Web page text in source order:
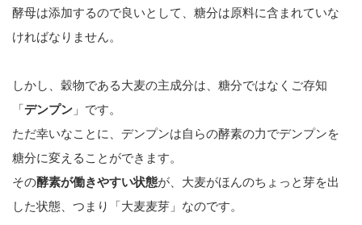
酵母は添加するので良いとして、糖分は原料に含まれていな
ければなりません。
しかし、穀物である大麦の主成分は、糖分ではなくご存知
「デンプン 」です。
ただ幸いなことに、デンプンは自らの酵素の力でデンプンを
糖分に変えることができます。
その酵素が働きやすい状態が、大麦がほんのちょっと芽を出
した状態、つまり「大麦麦芽」なのです。